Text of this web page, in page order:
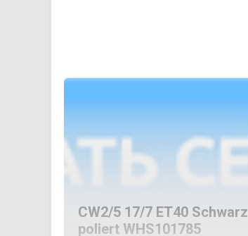
CW2/5 17/7 ET40 Schwarz
poliert WHS101785